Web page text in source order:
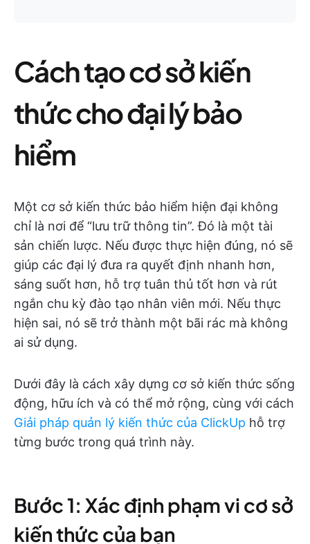
Cách tạo cơ sở kiến
thức cho đại lý bảo
hiểm
Một cơ sở kiến thức bảo hiểm hiện đại không
chỉ là nơi để “lưu trữ thông tin”. Đó là một tài
sản chiến lược. Nếu được thực hiện đúng, nó sẽ
giúp các đại lý đưa ra quyết định nhanh hơn,
sáng suốt hơn, hỗ trợ tuân thủ tốt hơn và rút
ngắn chu kỳ đào tạo nhân viên mới. Nếu thực
hiện sai, nó sẽ trở thành một bãi rác mà không
ai sử dụng.
Dưới đây là cách xây dựng cơ sở kiến thức sống
động, hữu ích và có thể mở rộng, cùng với cách
Giải pháp quản lý kiến thức của ClickUp hỗ trợ
từng bước trong quá trình này.
Bước 1: Xác định phạm vi cơ sở
kiến thức của bạn